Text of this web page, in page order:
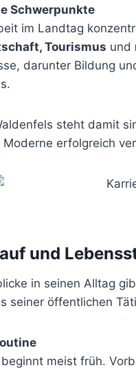
Schwerpunkte
im Landtag
Tourismus und
darunter Bildung
steht damit
erfolgreich
und
in seinen Alltag
seiner öffentlichen
beginnt meist früh.